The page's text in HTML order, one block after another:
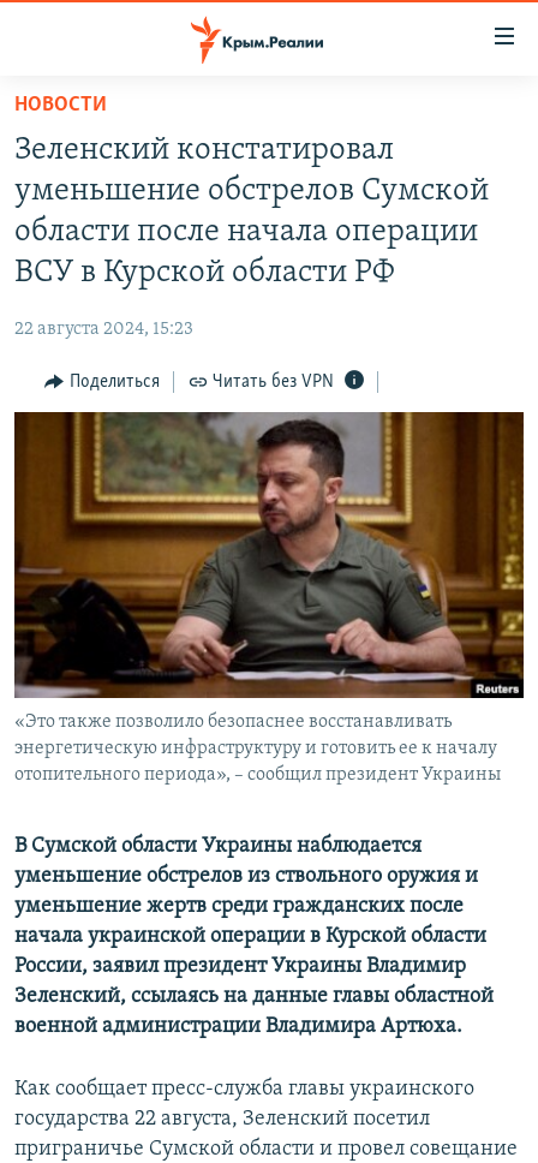
Вернуться
основному
содержанию
Вернутся
главной
Вернутся
поиску
ГРУЗ 200
КАРТА ВОЕННЫХ ОБЪЕКТОВ КРЫМА
ВОДА
ИСТОРИЯ
ИНТЕРАКТИВ
ИНФОГРАФИКА
ТЕЛЕПРОЕКТ КРЫМ.РЕАЛИИ
СОВЕТЫ ПРАВОЗАЩИТНИКОВ
ПРОПАВШИЕ БЕЗ ВЕСТИ
ПОБЕДИТЕЛЕЙ НЕ СУДЯТ?
КРЫМ.НЕПОКОРЕННЫЙ
ELIFBE
УКРАИНСКАЯ ПРОБЛЕМА КРЫМА
РАДІО СВОБОДА
КАК ОБОЙТИ БЛОКИРОВКУ
Українською
Qırımtatar
Все сайты RFE/RL
НОВОСТИ
Зеленский констатировал
уменьшение обстрелов Сумской
области после начала операции
ВСУ в Курской области РФ
22 августа 2024, 15:23
Поделиться Читать без VPN
«Это также позволило безопаснее восстанавливать
энергетическую инфраструктуру и готовить ее к началу
отопительного периода», – сообщил президент Украины
В Сумской области Украины наблюдается
уменьшение обстрелов из ствольного оружия и
уменьшение жертв среди гражданских после
начала украинской операции в Курской области
России, заявил президент Украины Владимир
Зеленский, ссылаясь на данные главы областной
военной администрации Владимира Артюха.
Как сообщает пресс-служба главы украинского
государства 22 августа, Зеленский посетил
приграничье Сумской области и провел совещание